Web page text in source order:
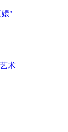
嬛"
术